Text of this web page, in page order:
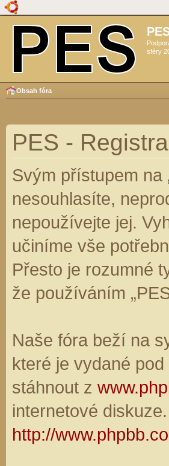
sféry
Obsah fóra
PES -
Svým přístupem na
nesouhlasíte,
nepoužívejte jej.
učiníme vše
Přesto je rozumné
že používáním
Naše fóra beží na
které je vydané pod
stáhnout z
internetové
http://